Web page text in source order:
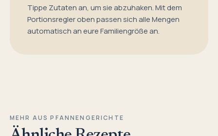
Tippe Zutaten an, um sie abzuhaken. Mit dem
Portionsregler oben passen sich alle Mengen
automatisch an eure Familiengröße an.
MEHR AUS PFANNENGERICHTE